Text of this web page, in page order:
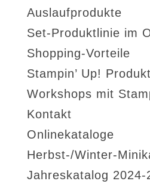
Auslaufprodukte
Set-Produktlinie im
Shopping-Vorteile
Stampin’ Up!
Workshops mit
Kontakt
Onlinekataloge
Herbst-/Winter-
Jahreskatalog 2024-